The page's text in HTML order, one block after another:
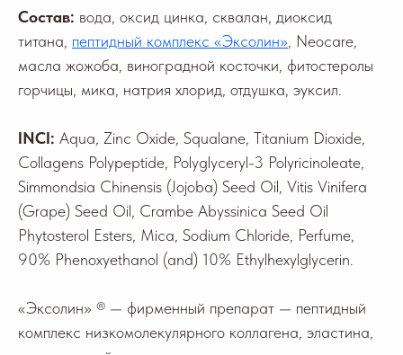
Состав: вода, оксид цинка, сквалан, диоксид
титана, пептидный комплекс «Эксолин» , Neocare,
масла жожоба, виноградной косточки, фитостеролы
горчицы, мика, натрия хлорид, отдушка, эуксил.
INCI: Aqua, Zinc Oxide, Squalane, Titanium Dioxide,
Collagens Polypeptide, Polyglyceryl-3 Polyricinoleatе,
Simmondsia Chinensis (Jojoba) Seed Oil, Vitis Vinifera
(Grape) Seed Oil, Crambe Abyssinica Seed Oil
Phytosterol Esters, Mica, Sodium Chloride, Perfume,
90% Phenoxyethanol (and) 10% Ethylhexylglycerin.
«Эксолин» ® — фирменный препарат — пептидный
комплекс низкомолекулярного коллагена, эластина,